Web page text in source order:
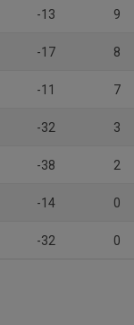
-13 9
-17 8
-11 7
-32 3
-38 2
-14 0
-32 0